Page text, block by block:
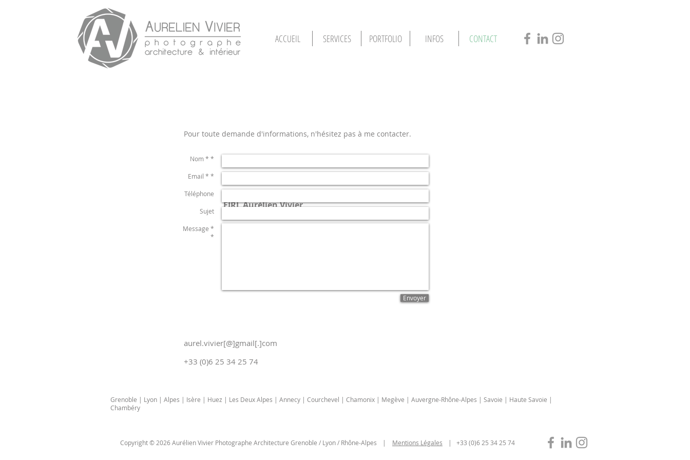
ACCUEIL SERVICES PORTFOLIO INFOS CONTACT
EIRL Aurélien Vivier
Pour toute demande d'informations, n'hésitez pas à me contacter.
Nom * *
Email * *
Téléphone
Sujet
Message *
*
Envoyer
aurel.vivier[@]gmail[.]com
+33 (0)6 25 34 25 74
Grenoble | Lyon | Alpes | Isère | Huez | Les Deux Alpes | Annecy | Courchevel | Chamonix | Megève | Auvergne-Rhône-Alpes | Savoie | Haute Savoie |
Chambéry
Copyright © 2026 Aurélien Vivier Photographe Architecture Grenoble / Lyon / Rhône-Alpes | Mentions Légales | +33 (0)6 25 34 25 74